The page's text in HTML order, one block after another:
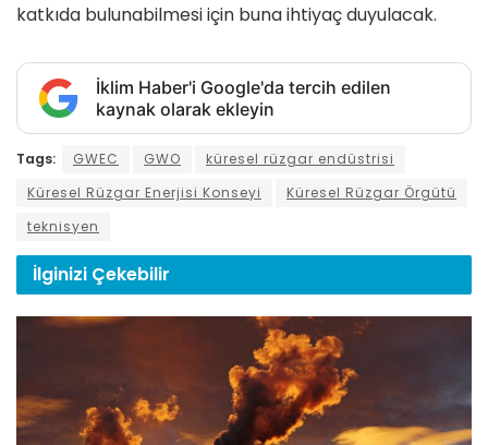
katkıda bulunabilmesi için buna ihtiyaç duyulacak.
İklim Haber'i Google'da tercih edilen
kaynak olarak ekleyin
Tags: GWEC GWO
küresel rüzgar endüstrisi
Küresel Rüzgar Enerjisi Konseyi
Küresel Rüzgar Örgütü
teknisyen
İlginizi Çekebilir